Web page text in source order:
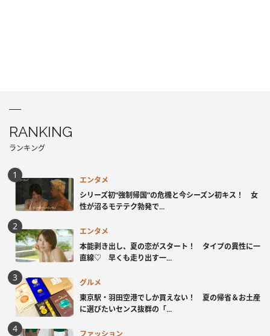
RANKING
ランキング
エンタメ
シリーズ初“強制帰国”の危機と今シーズン初キス！ 女
性が沼るモテテク勃発で...
エンタメ
本能剥き出し、夏の恋がスタート！ タイプの異性に一
直線♡ 早くも走り出す一...
グルメ
東京駅・羽田空港でしか買えない！ 夏の帰省＆お土産
に選びたいセンス抜群の「...